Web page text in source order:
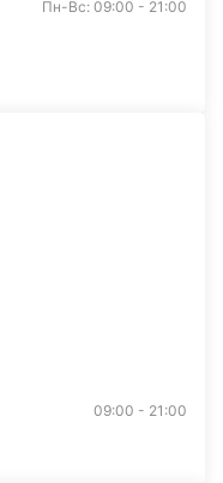
Пн-Вс: 09:00 - 21:00
09:00 - 21:00